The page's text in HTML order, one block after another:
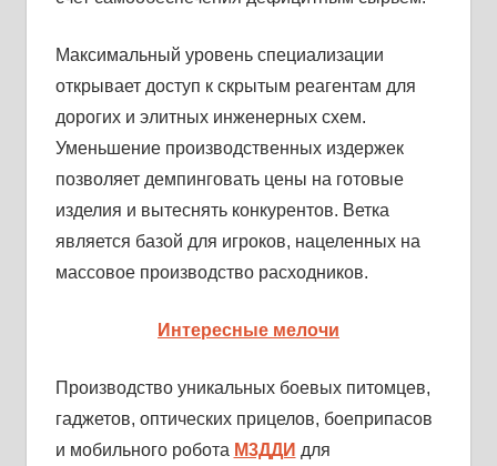
Максимальный уровень специализации
открывает доступ к скрытым реагентам для
дорогих и элитных инженерных схем.
Уменьшение производственных издержек
позволяет демпинговать цены на готовые
изделия и вытеснять конкурентов. Ветка
является базой для игроков, нацеленных на
массовое производство расходников.
Интересные мелочи
Производство уникальных боевых питомцев,
гаджетов, оптических прицелов, боеприпасов
и мобильного робота М3ДДИ для